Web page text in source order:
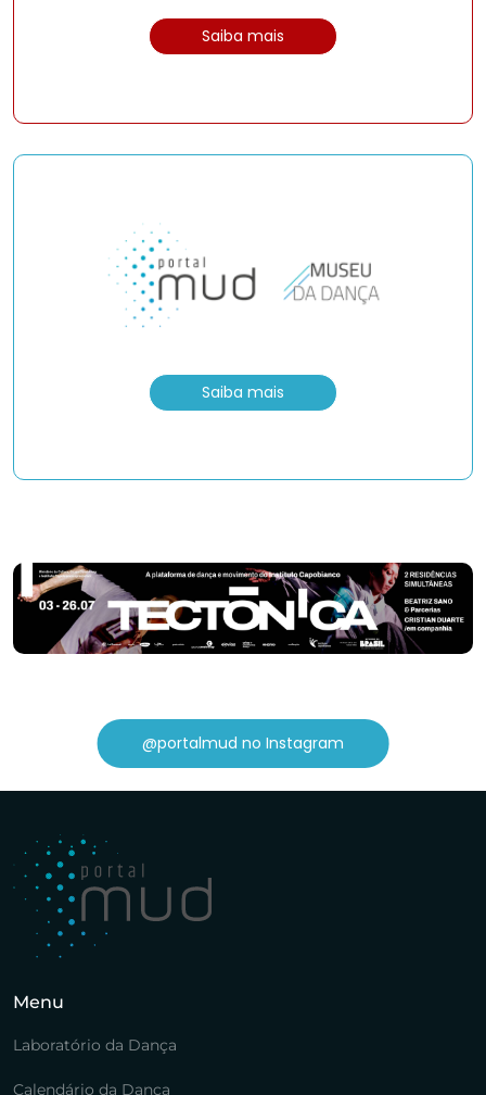
Saiba mais
Saiba mais
@portalmud no Instagram
Menu
Laboratório da Dança
Calendário da Dança